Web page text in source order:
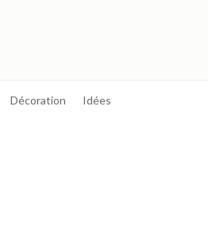
Décoration Idées